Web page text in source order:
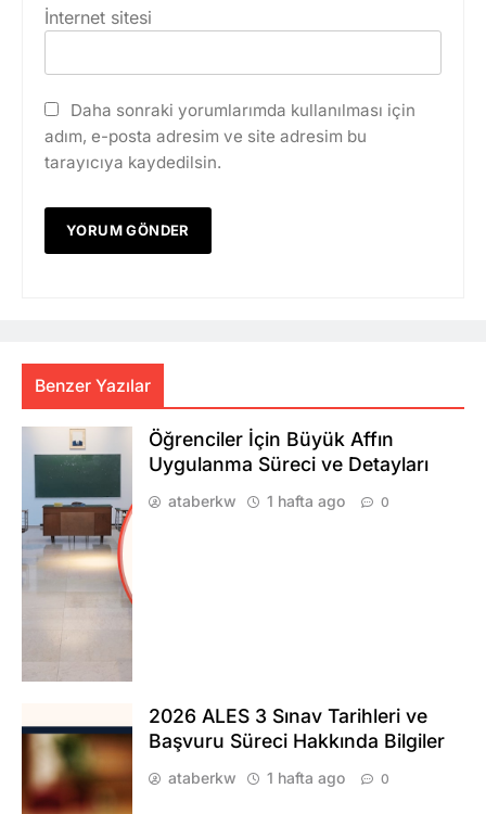
İnternet sitesi
Daha sonraki yorumlarımda kullanılması için
adım, e-posta adresim ve site adresim bu
tarayıcıya kaydedilsin.
Benzer Yazılar
Öğrenciler İçin Büyük Affın
Uygulanma Süreci ve Detayları
ataberkw 1 hafta ago 0
2026 ALES 3 Sınav Tarihleri ve
Başvuru Süreci Hakkında Bilgiler
ataberkw 1 hafta ago 0